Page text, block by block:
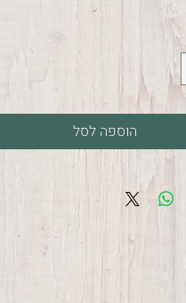
הוספה לסל